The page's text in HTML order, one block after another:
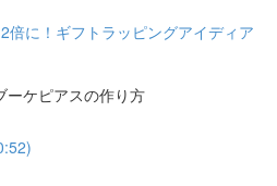
倍に！ギフトラッピングアイディア
ーケピアスの作り方